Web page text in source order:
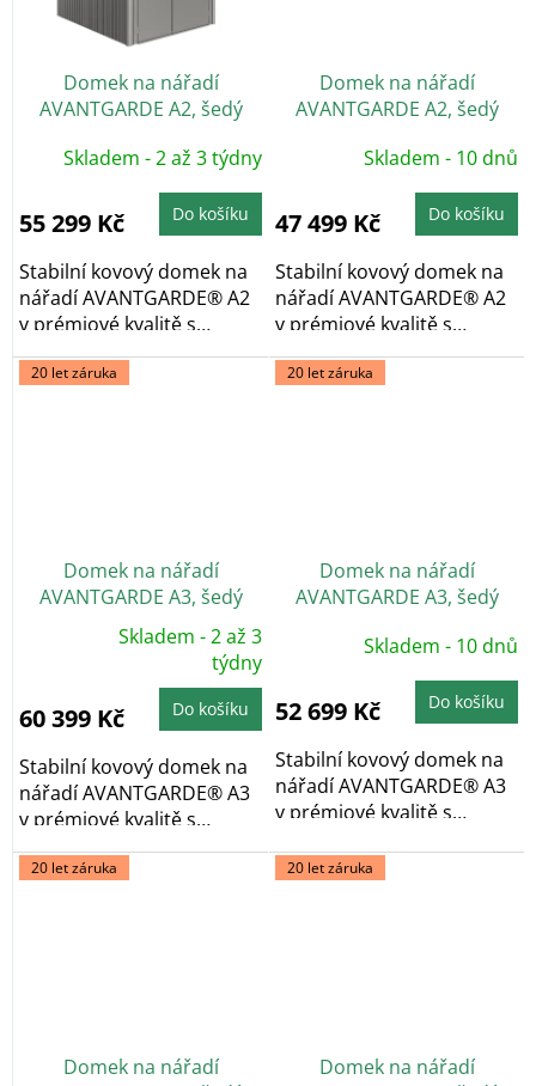
Domek na nářadí
AVANTGARDE A2, šedý
Skladem - 2 až 3 týdny
55 299 Kč Do košíku
Stabilní kovový domek na
nářadí AVANTGARDE® A2
v prémiové kvalitě s
pultovou...
Domek na nářadí
AVANTGARDE A2, šedý
Skladem - 10 dnů
47 499 Kč Do košíku
Stabilní kovový domek na
nářadí AVANTGARDE® A2
v prémiové kvalitě s
pultovou...
20 let záruka
Domek na nářadí
AVANTGARDE A3, šedý
křemen, dvoukřídlé dveře
Průměrné
5,0
z
5
Skladem - 2 až 3
týdny
60 399 Kč Do košíku
Stabilní kovový domek na
nářadí AVANTGARDE® A3
v prémiové kvalitě s
pultovou...
20 let záruka
Domek na nářadí
AVANTGARDE A3, šedý
Skladem - 10 dnů
52 699 Kč Do košíku
Stabilní kovový domek na
nářadí AVANTGARDE® A3
v prémiové kvalitě s
20 let záruka
Domek na nářadí
20 let záruka
Domek na nářadí